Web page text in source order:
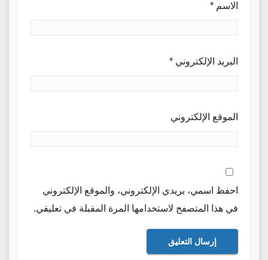
الاسم *
البريد الإلكتروني *
الموقع الإلكتروني
احفظ اسمي، بريدي الإلكتروني، والموقع الإلكتروني
في هذا المتصفح لاستخدامها المرة المقبلة في تعليقي.